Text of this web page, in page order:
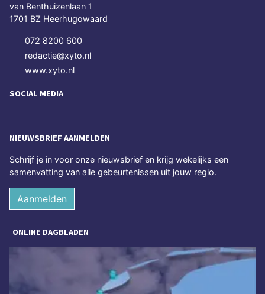
van Benthuizenlaan 1
1701 BZ Heerhugowaard
072 8200 600
redactie@xyto.nl
www.xyto.nl
SOCIAL MEDIA
NIEUWSBRIEF AANMELDEN
Schrijf je in voor onze nieuwsbrief en krijg wekelijks een
samenvatting van alle gebeurtenissen uit jouw regio.
Aanmelden
ONLINE DAGBLADEN